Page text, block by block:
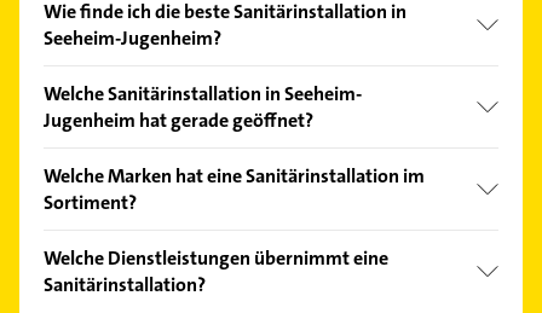
Wie finde ich die beste Sanitärinstallation in
Seeheim-Jugenheim?
Kundenmeinungen und profitieren Sie von den
Empfehlungen. Die Suchergebnisse können Sie sich
Welche Sanitärinstallation in Seeheim-
Jugenheim hat gerade geöffnet?
Bitte beachten Sie, dass diese an Sonn- und
Feiertagen abweichen können.
Welche Marken hat eine Sanitärinstallation im
Sortiment?
Buderus und Brötje.
Welche Dienstleistungen übernimmt eine
Sanitärinstallation?